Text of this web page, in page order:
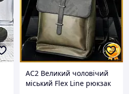
AC2 Великий чоловічий
міський Flex Line рюкзак